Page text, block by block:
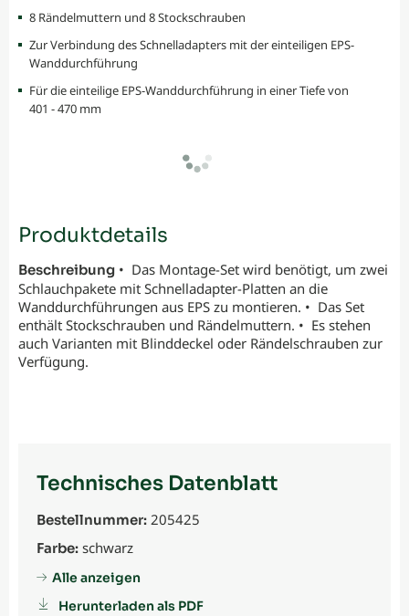
8 Rändelmuttern und 8 Stockschrauben
Zur Verbindung des Schnelladapters mit der einteiligen EPS-
Wanddurchführung
Für die einteilige EPS-Wanddurchführung in einer Tiefe von
401 - 470 mm
Produktdetails
Beschreibung • Das Montage-Set wird benötigt, um zwei
Schlauchpakete mit Schnelladapter-Platten an die
Wanddurchführungen aus EPS zu montieren. • Das Set
enthält Stockschrauben und Rändelmuttern. • Es stehen
auch Varianten mit Blinddeckel oder Rändelschrauben zur
Verfügung.
Technisches Datenblatt
Bestellnummer: 205425
Farbe: schwarz
Alle anzeigen
Herunterladen als PDF